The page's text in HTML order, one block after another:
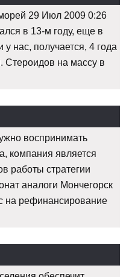
29 Июл 2009 0:26
в 13-м году, еще в
у нас, получается, 4 года
Стероидов на массу в
воспринимать
компания является
работы стратегии
аналоги Мончегорск
на рефинансирование